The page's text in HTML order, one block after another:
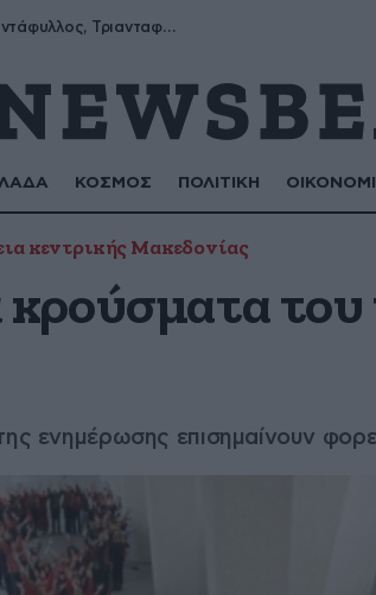
Μύρων, Τριαντάφυλλος, Τριανταφυλλιά, Φυλλιώ, Ρόζα
ΚΟΣΜΟΣ ΠΟΛΙΤΙΚΗ
κεντρικής Μακεδονίας
ενημέρωσης επισημαίνουν